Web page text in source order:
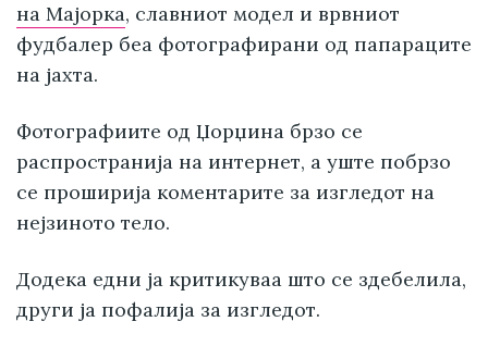
на Мајорка, славниот модел и врвниот
фудбалер беа фотографирани од папараците
на јахта.
Фотографиите од Џорџина брзо се
распространија на интернет, а уште побрзо
се проширија коментарите за изгледот на
нејзиното тело.
Додека едни ја критикуваа што се здебелила,
други ја пофалија за изгледот.